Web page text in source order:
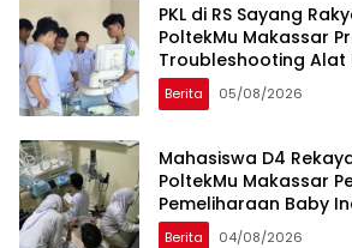
PKL di RS Sayang
PoltekMu Makassar
Troubleshooting Alat
Berita 05/08/2026
Mahasiswa D4
PoltekMu Makassar
Pemeliharaan Baby
Unhas
Berita 04/08/2026